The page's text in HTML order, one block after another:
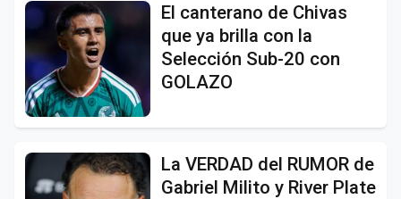
El canterano de Chivas
que ya brilla con la
Selección Sub-20 con
GOLAZO
La VERDAD del RUMOR de
Gabriel Milito y River Plate